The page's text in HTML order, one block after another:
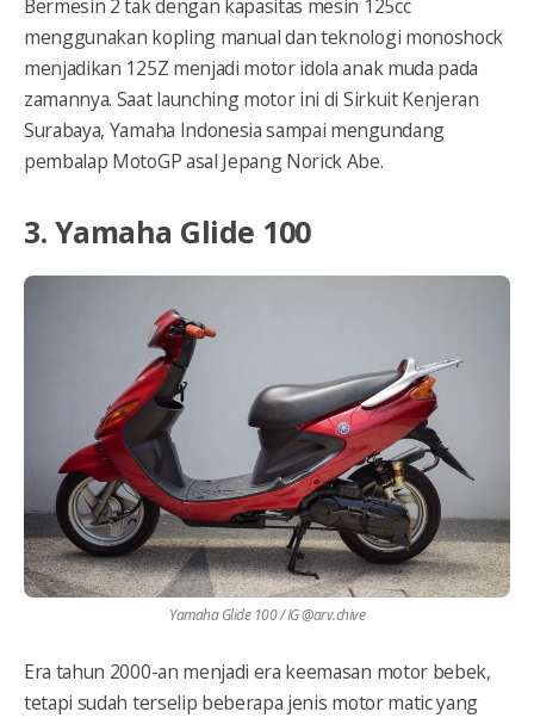
Bermesin 2 tak dengan kapasitas mesin 125cc
menggunakan kopling manual dan teknologi monoshock
menjadikan 125Z menjadi motor idola anak muda pada
zamannya. Saat launching motor ini di Sirkuit Kenjeran
Surabaya, Yamaha Indonesia sampai mengundang
pembalap MotoGP asal Jepang Norick Abe.
3. Yamaha Glide 100
Yamaha Glide 100 / IG @arv.chive
Era tahun 2000-an menjadi era keemasan motor bebek,
tetapi sudah terselip beberapa jenis motor matic yang